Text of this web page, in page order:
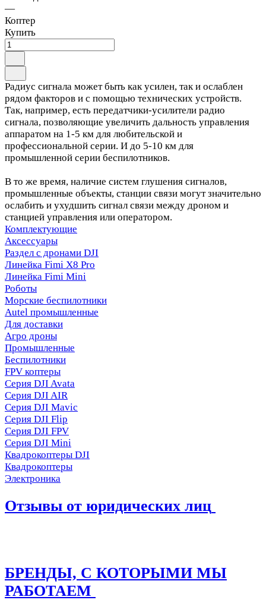
—
Коптер
Купить
Радиус сигнала может быть как усилен, так и ослаблен
рядом факторов и с помощью технических устройств.
Так, например, есть передатчики-усилители радио
сигнала, позволяющие увеличить дальность управления
аппаратом на 1-5 км для любительской и
профессиональной серии. И до 5-10 км для
промышленной серии беспилотников.
В то же время, наличие систем глушения сигналов,
промышленные объекты, станции связи могут значительно
ослабить и ухудшить сигнал связи между дроном и
станцией управления или оператором.
Комплектующие
Аксессуары
Раздел с дронами DJI
Линейка Fimi X8 Pro
Линейка Fimi Mini
Роботы
Морские беспилотники
Autel промышленные
Для доставки
Агро дроны
Промышленные
Беспилотники
FPV коптеры
Серия DJI Avata
Серия DJI AIR
Серия DJI Mavic
Серия DJI Flip
Серия DJI FPV
Серия DJI Mini
Квадрокоптеры DJI
Квадрокоптеры
Электроника
Отзывы от юридических лиц
БРЕНДЫ, С КОТОРЫМИ МЫ
РАБОТАЕМ